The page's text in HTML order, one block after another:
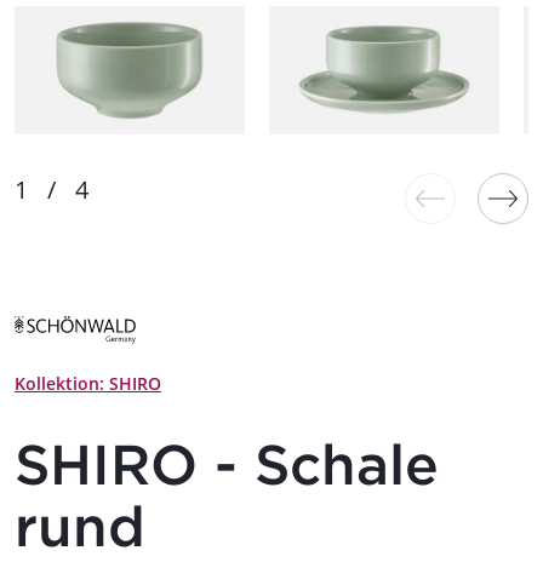
Kollektion: SHIRO
SHIRO - Schale
rund